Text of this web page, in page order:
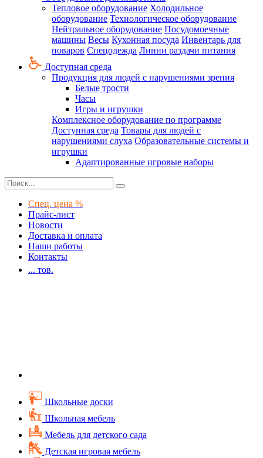
Тепловое оборудование Холодильное
оборудование Технологическое оборудование
Нейтральное оборудование Посудомоечные
машины Весы Кухонная посуда Инвентарь для
поваров Спецодежда Линии раздачи питания
Доступная среда
Продукция для людей с нарушениями зрения
Белые трости
Часы
Игры и игрушки
Комплексное оборудование по программе
Доступная среда Товары для людей с
нарушениями слуха Образовательные системы и
игрушки
Адаптированные игровые наборы
Спец. цена %
Прайс-лист
Новости
Доставка и оплата
Наши работы
Контакты
... тов.
Школьные доски
Школьная мебель
Мебель для детского сада
Детская игровая мебель